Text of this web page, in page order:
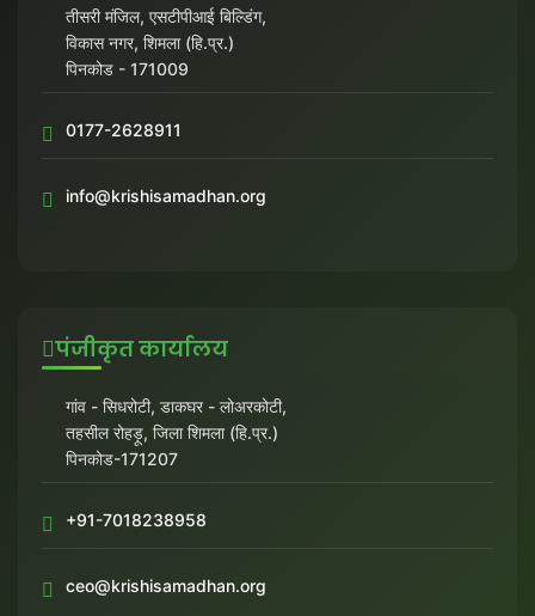
LOGIN
हिन्दी
तीसरी मंजिल, एसटीपीआई बिल्डिंग,
विकास नगर, शिमला (हि.प्र.)
पिनकोड - 171009
0177-2628911
info@krishisamadhan.org
पंजीकृत कार्यालय
गांव - सिधरोटी, डाकघर - लोअरकोटी,
तहसील रोहड़ू, जिला शिमला (हि.प्र.)
पिनकोड-171207
+91-7018238958
ceo@krishisamadhan.org